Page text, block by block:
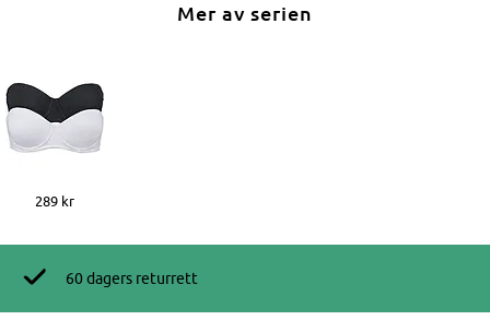
Mer av serien
289 kr
60 dagers returrett